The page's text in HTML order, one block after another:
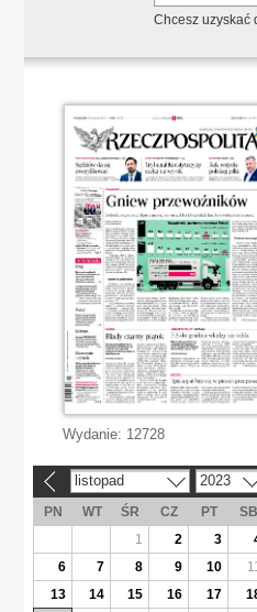
Chcesz uzyskać
Wydanie: 12728
listopad 2023
PN WT ŚR CZ PT SB
1
2 3
6
7 8 9 10 11
13
14 15 16 17